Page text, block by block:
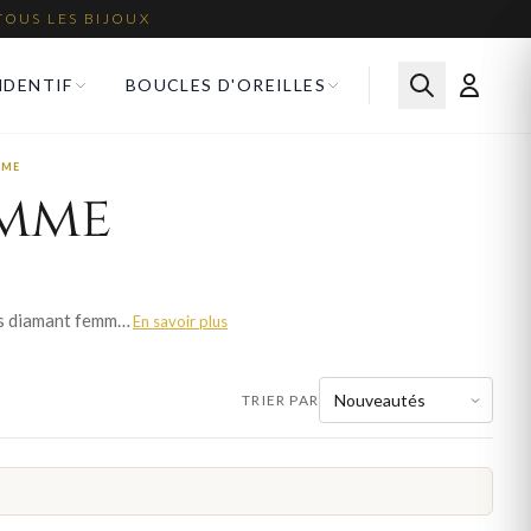
LES BIJOUX
BOUCLES D'OREILLES
Le diamant, roi des pierres précieuses, apporte un éclat incomparable à chaque bijou. Nos alliances diamant femme sont sertis avec précision pour maximiser la brillance de chaque pierre. Parcourez plus de 593 modèles pour femme et trouvez la pièce qui sublimera votre style. Livraison offerte en France métropolitaine.En savoir plus
TRIER PAR